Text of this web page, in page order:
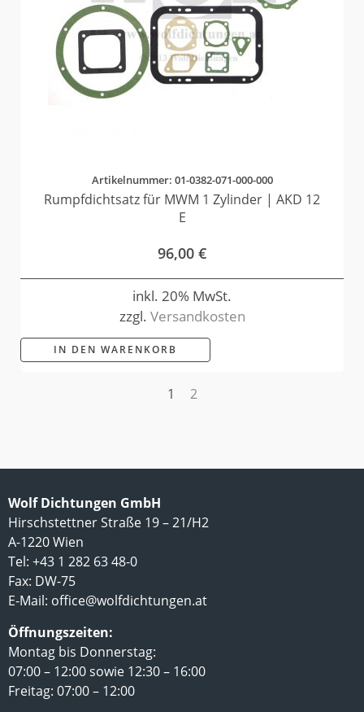
Artikelnummer: 01-0382-071-000-000
Rumpfdichtsatz für MWM 1 Zylinder | AKD 12
E
96,00 €
inkl. 20% MwSt.
zzgl. Versandkosten
IN DEN WARENKORB
1 2
Wolf Dichtungen GmbH
Hirschstettner Straße 19 – 21/H2
A-1220 Wien
Tel: +43 1 282 63 48-0
Fax: DW-75
E-Mail: office@wolfdichtungen.at
Öffnungszeiten:
Montag bis Donnerstag:
07:00 – 12:00 sowie 12:30 – 16:00
Freitag: 07:00 – 12:00